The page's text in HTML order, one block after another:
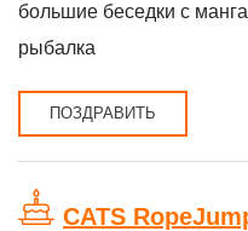
большие беседки с
рыбалка
ПОЗДРАВИТЬ
CATS